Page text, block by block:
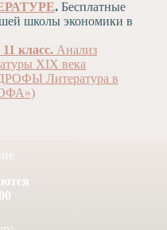
. Бесплатные
школы экономики в
класс. Анализ
XIX века
Литература в